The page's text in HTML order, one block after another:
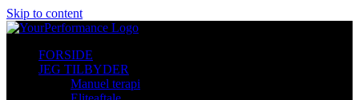
Skip to content
FORSIDE
JEG TILBYDER
Manuel terapi